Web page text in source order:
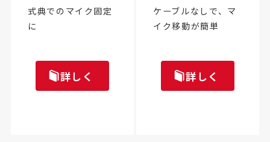
式典でのマイク固定
に
詳しく
ケーブルなしで、マ
イク移動が簡単
詳しく